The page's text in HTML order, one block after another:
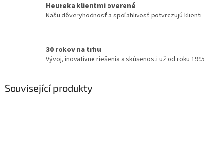
Heureka klientmi overené
Našu dôveryhodnosť a spoľahlivosť potvrdzujú klienti
30 rokov na trhu
Vývoj, inovatívne riešenia a skúsenosti už od roku 1995
Související produkty